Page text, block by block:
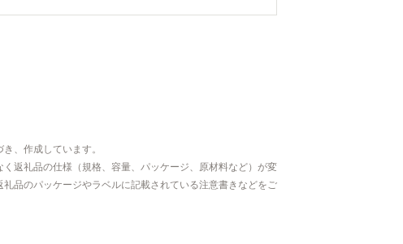
、作成しています。
返礼品の仕様（規格、容量、パッケージ、原材料など）が変
品のパッケージやラベルに記載されている注意書きなどをご